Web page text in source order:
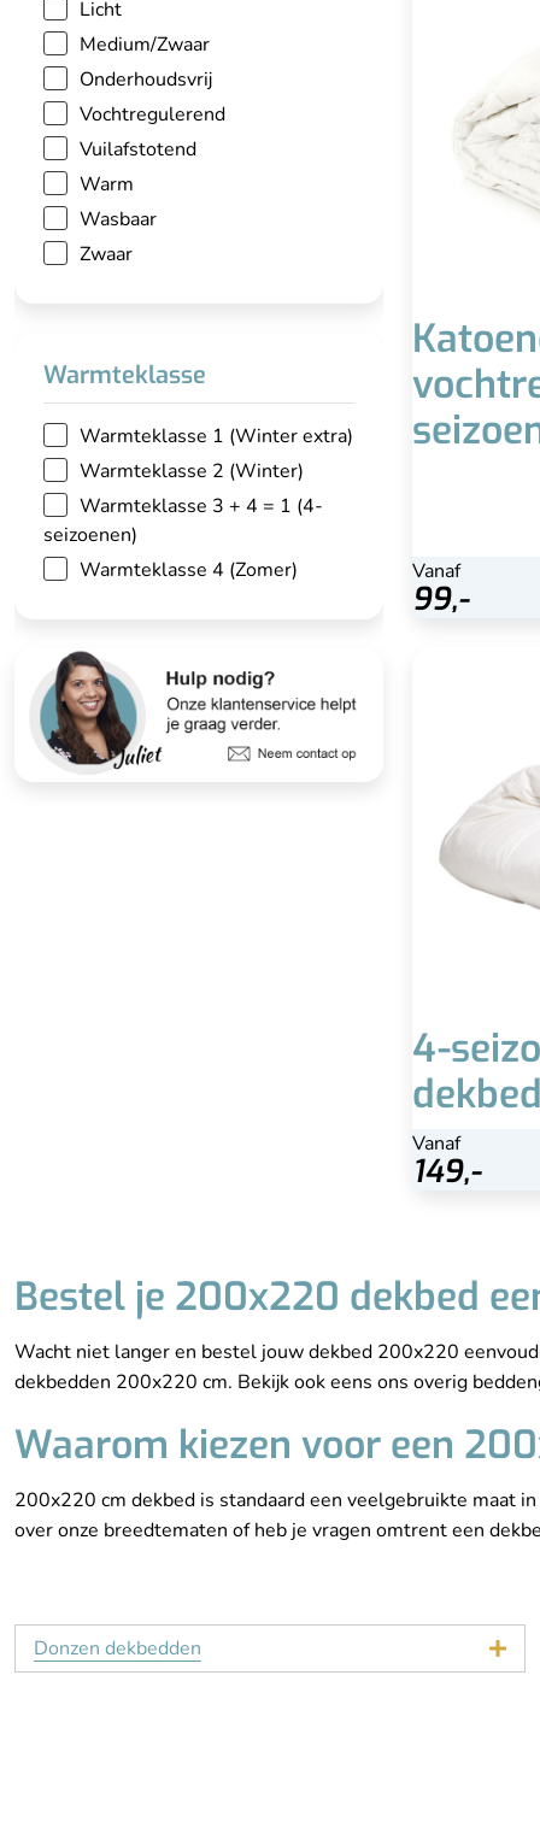
Licht
Medium/Zwaar
Onderhoudsvrij
Vochtregulerend
Vuilafstotend
Warm
Wasbaar
Zwaar
Warmteklasse
Warmteklasse 1 (Winter extra)
Warmteklasse 2 (Winter)
Warmteklasse 3 + 4 = 1 (4-
seizoenen)
Warmteklasse 4 (Zomer)
Vanaf
99,-
Ideaal voor
Bekijk
4-
Vanaf
149,-
Hoog
Bekijk
Bestel je 200x220 dekbed
Wacht niet langer en bestel jouw dekbed 200x220
dekbedden 200x220 cm. Bekijk ook eens ons overig
Waarom kiezen voor een
200x220 cm dekbed is standaard een veelgebruikte maat
over onze breedtematen of heb je vragen omtrent een
Donzen dekbedden